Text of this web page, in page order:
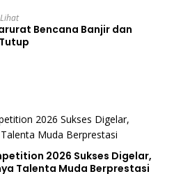
Bencana Banjir dan
2026 Sukses Digelar,
Talenta Muda Berprestasi